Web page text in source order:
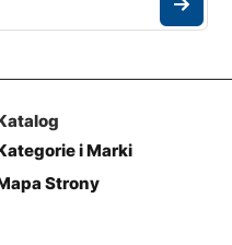
i Marki
Strony